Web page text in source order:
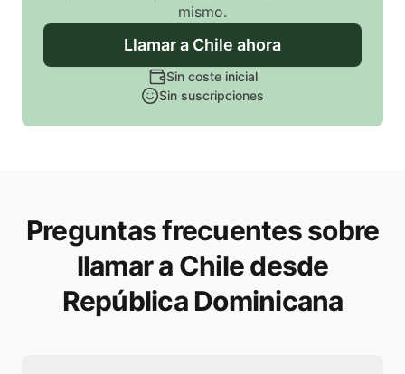
mismo.
Llamara Chile ahora
Sin coste inicial
Sin suscripciones
Preguntas frecuentes sobre
llamar a Chile desde
República Dominicana